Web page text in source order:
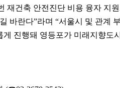
재건축 안전진단 비용 융자 지
바란다”라며 “서울시 및 관계
진행돼 영등포가 미래지향도